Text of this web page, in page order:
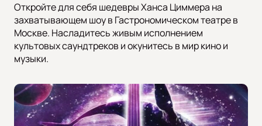
Откройте для себя шедевры Ханса Циммера на
захватывающем шоу в Гастрономическом театре в
Москве. Насладитесь живым исполнением
культовых саундтреков и окунитесь в мир кино и
музыки.